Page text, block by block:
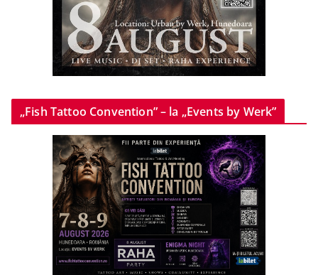
„Fish Tattoo Convention” – la „Events by Werk”